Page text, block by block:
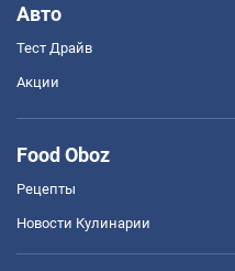
Авто
Тест Драйв
Акции
Food Oboz
Рецепты
Новости Кулинарии